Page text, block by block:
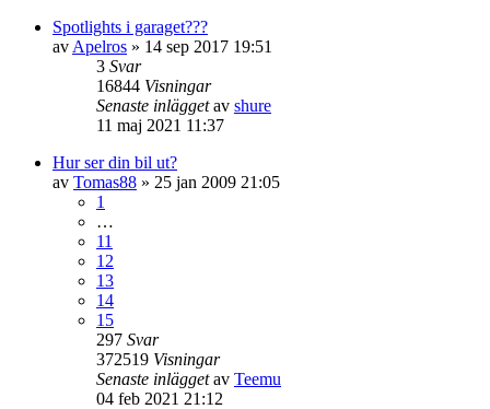
Spotlights i garaget???
av Apelros » 14 sep 2017 19:51
3 Svar
16844 Visningar
Senaste inläggetav shure
11 maj 2021 11:37
Hur ser din bil ut?
av Tomas88 » 25 jan 2009 21:05
1
…
11
12
13
14
15
297 Svar
372519 Visningar
Senaste inläggetav Teemu
04 feb 2021 21:12